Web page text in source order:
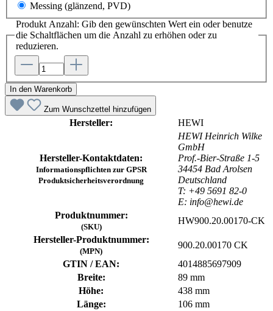
Messing (glänzend, PVD)
Produkt Anzahl: Gib den gewünschten Wert ein oder benutze
die Schaltflächen um die Anzahl zu erhöhen oder zu
reduzieren.
In den Warenkorb
Zum Wunschzettel hinzufügen
Hersteller: HEWI
Hersteller-Kontaktdaten:
Informationspflichten zur GPSR
Produktsicherheitsverordnung
HEWI Heinrich Wilke
GmbH
Prof.-Bier-Straße 1-5
34454 Bad Arolsen
Deutschland
T: +49 5691 82-0
E: info@hewi.de
Produktnummer:
(SKU)
HW900.20.00170-CK
Hersteller-Produktnummer:
(MPN)
900.20.00170 CK
GTIN / EAN:
4014885697909
Breite:
89 mm
Höhe:
438 mm
Länge:
106 mm